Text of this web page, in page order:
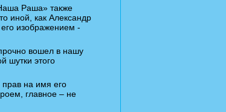
Раша» также
иной, как Александр
изображением -
вошел в нашу
шутки этого
прав на имя его
главное – не